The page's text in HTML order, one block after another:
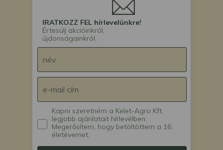
IRATKOZZ FEL hírlevelünkre!
Értesülj akcióinkról,
újdonságainkról.
Kapni szeretném a Kelet-Agro Kft.
legjobb ajánlatait hírlevélben.
Megerősítem, hogy betöltöttem a 16.
életévemet.